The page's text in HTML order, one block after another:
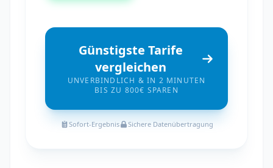
Günstigste Tarife
vergleichen
UNVERBINDLICH & IN 2 MINUTEN
BIS ZU 800€ SPAREN
Sofort-Ergebnis Sichere Datenübertragung